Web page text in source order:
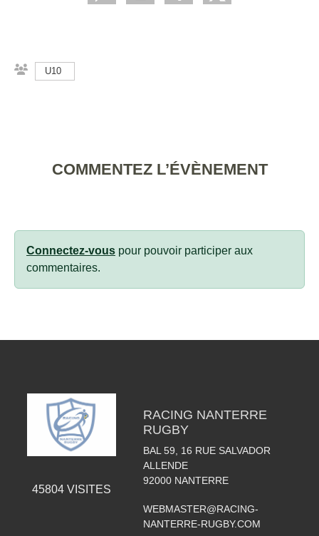
U10
COMMENTEZ L’ÉVÈNEMENT
Connectez-vous pour pouvoir participer aux
commentaires.
45804VISITES
RACING NANTERRE
RUGBY
BAL 59, 16 RUE SALVADOR
ALLENDE
92000 NANTERRE
WEBMASTER@RACING-
NANTERRE-RUGBY.COM